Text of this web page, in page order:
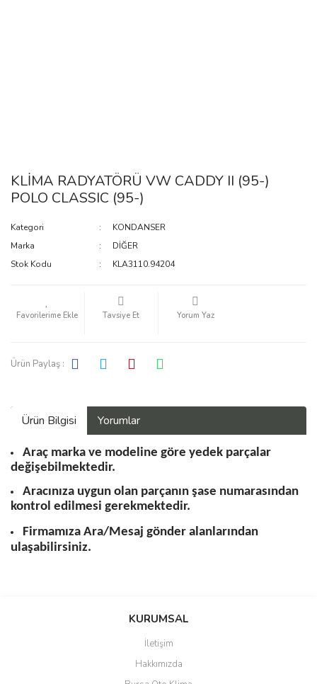
KLİMA RADYATÖRÜ VW CADDY II (95-)
POLO CLASSIC (95-)
Kategori
KONDANSER
Marka
DİĞER
Stok Kodu
KLA3110.94204
Tavsiye Et Yorum Yaz
Ürün Paylaş :
Ürün Bilgisi Yorumlar
Araç marka ve modeline göre yedek parçalar
değişebilmektedir.
Aracınıza uygun olan parçanın şase numarasından
kontrol edilmesi gerekmektedir.
Firmamıza Ara/Mesaj gönder alanlarından
ulaşabilirsiniz.
Bu ürüne ilk yorumu siz yapın!
Yorum Yaz
KURUMSAL
İletişim
Hakkımızda